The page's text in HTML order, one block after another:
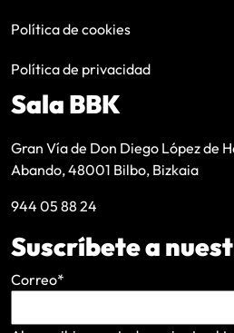
Política de cookies
Política de privacidad
Sala BBK
Gran Vía de Don Diego López de
Abando, 48001 Bilbo, Bizkaia
944 05 88 24
Suscríbete a
Correo*